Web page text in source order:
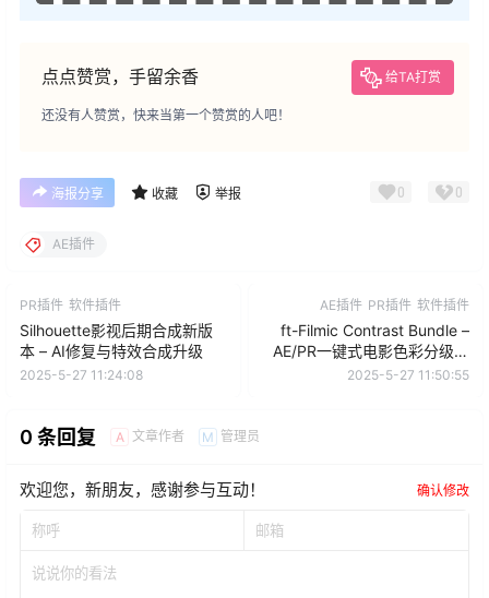
点点赞赏，手留余香 给TA打赏
还没有人赞赏，快来当第一个赞赏的人吧！
海报分享 收藏 举报 0 0
AE插件
PR插件 软件插件
Silhouette影视后期合成新版
本 – AI修复与特效合成升级
2025-5-27 11:24:08
AE插件 PR插件 软件插件
ft-Filmic Contrast Bundle –
AE/PR一键式电影色彩分级插
件
2025-5-27 11:50:55
0 条回复 A 文章作者 M 管理员
欢迎您，新朋友，感谢参与互动！ 确认修改